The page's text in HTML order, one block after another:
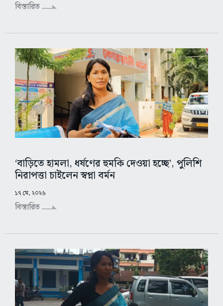
বিস্তারিত
‘বাড়িতে হামলা, ধর্ষণের হুমকি দেওয়া হচ্ছে’, পুলিশি
নিরাপত্তা চাইলেন স্বপ্না বর্মন
১৭ মে, ২০২৬
বিস্তারিত